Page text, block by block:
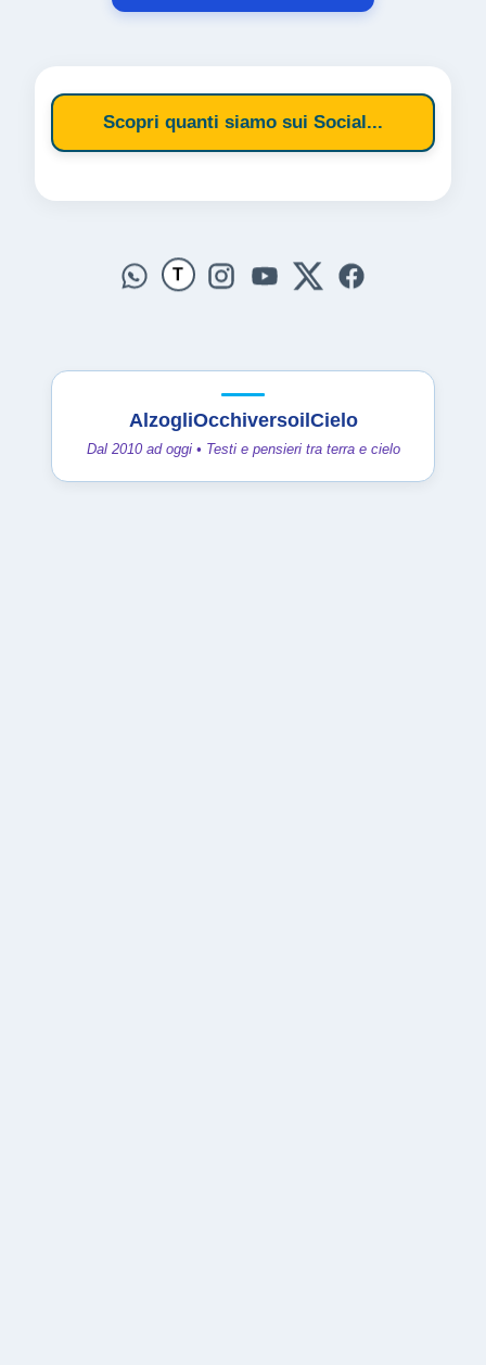
Scopri quanti siamo sui Social...
T
AlzogliOcchiversoilCielo
Dal 2010 ad oggi • Testi e pensieri tra terra e cielo